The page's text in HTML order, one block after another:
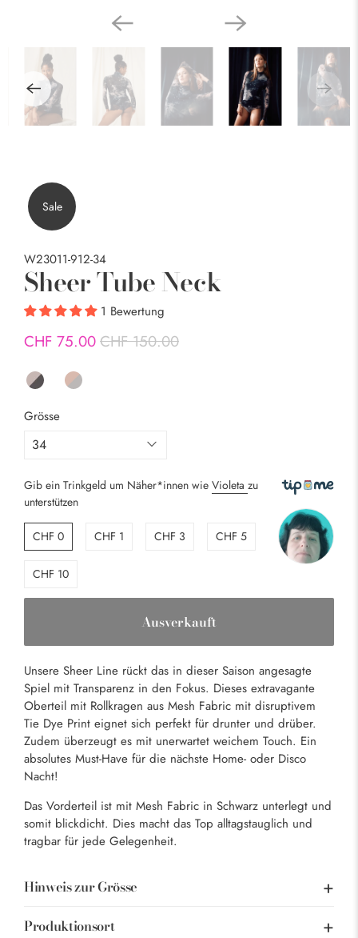
Sale
W23011-912-34
Sheer Tube Neck
1 Bewertung
CHF 75.00CHF 150.00
Grösse
Gib ein Trinkgeld um Näher*innen wie Violeta zu
unterstützen
CHF 0 CHF 1 CHF 3 CHF 5
CHF 10
Ausverkauft
Unsere Sheer Line rückt das in dieser Saison angesagte
Spiel mit Transparenz in den Fokus. Dieses extravagante
Oberteil mit Rollkragen aus Mesh Fabric mit disruptivem
Tie Dye Print eignet sich perfekt für drunter und drüber.
Zudem überzeugt es mit unerwartet weichem Touch. Ein
absolutes Must-Have für die nächste Home- oder Disco
Nacht!
Das Vorderteil ist mit Mesh Fabric in Schwarz unterlegt und
somit blickdicht. Dies macht das Top alltagstauglich und
tragbar für jede Gelegenheit.
Hinweis zur Grösse
Produktionsort